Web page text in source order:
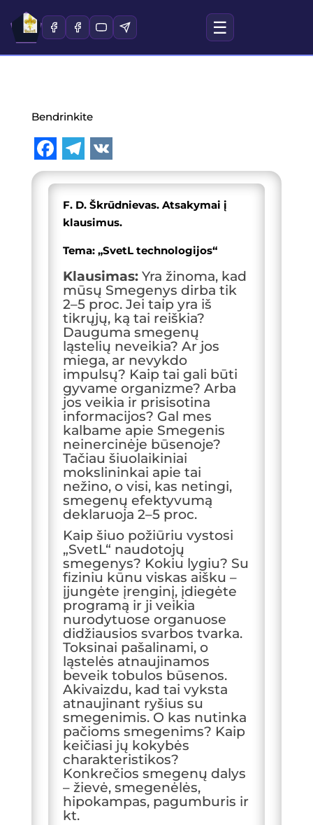
☰
Bendrinkite
F T
e
l
g
r
a
m
V
K
F. D. Škrūdnievas. Atsakymai į
klausimus.
Tema: „SvetL technologijos“
Klausimas:Yra žinoma, kad
mūsų Smegenys dirba tik
2–5 proc. Jei taip yra iš
tikrųjų, ką tai reiškia?
Dauguma smegenų
ląstelių neveikia? Ar jos
miega, ar nevykdo
impulsų? Kaip tai gali būti
gyvame organizme? Arba
jos veikia ir prisisotina
informacijos? Gal mes
kalbame apie Smegenis
neinercinėje būsenoje?
Tačiau šiuolaikiniai
mokslininkai apie tai
nežino, o visi, kas netingi,
smegenų efektyvumą
deklaruoja 2–5 proc.
Kaip šiuo požiūriu vystosi
„SvetL“ naudotojų
smegenys? Kokiu lygiu? Su
fiziniu kūnu viskas aišku –
įjungėte įrenginį, įdiegėte
programą ir ji veikia
nurodytuose organuose
didžiausios svarbos tvarka.
Toksinai pašalinami, o
ląstelės atnaujinamos
beveik tobulos būsenos.
Akivaizdu, kad tai vyksta
atnaujinant ryšius su
smegenimis. O kas nutinka
pačioms smegenims? Kaip
keičiasi jų kokybės
charakteristikos?
Konkrečios smegenų dalys
– žievė, smegenėlės,
hipokampas, pagumburis ir
kt.